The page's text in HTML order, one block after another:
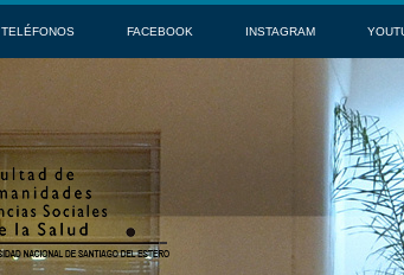
TELÉFONOS FACEBOOK INSTAGRAM